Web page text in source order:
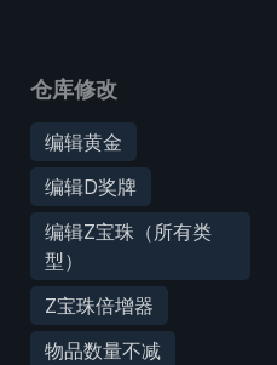
仓库修改
编辑黄金
编辑D奖牌
编辑Z宝珠（所有类
型）
Z宝珠倍增器
物品数量不减